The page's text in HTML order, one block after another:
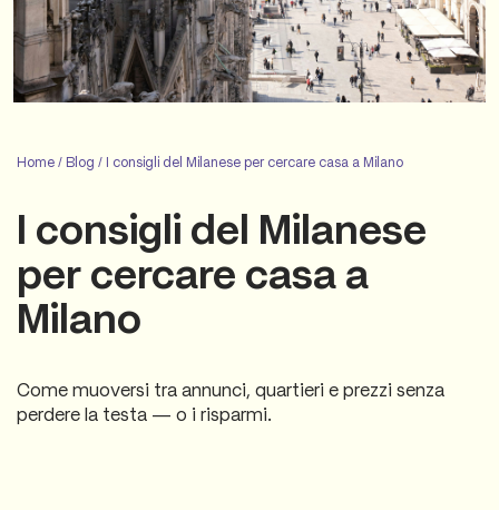
Home / Blog / I consigli del Milanese per cercare casa a Milano
I consigli del Milanese
per cercare casa a
Milano
Come muoversi tra annunci, quartieri e prezzi senza
perdere la testa — o i risparmi.